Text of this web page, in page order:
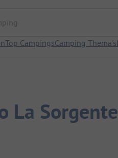
Top CampingsCamping Thema's
La Sorgente